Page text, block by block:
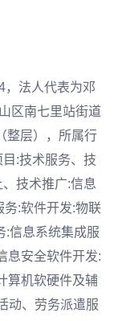
，法人代表为邓
区南七里站街道
整层），所属行
:技术服务、技
技术推广:信息
务:软件开发:物联
:信息系统集成服
息安全软件开发:
算机软硬件及辅
动、劳务派遣服